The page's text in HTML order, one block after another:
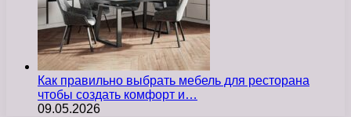
Как правильно выбрать мебель для ресторана
чтобы создать комфорт и…
09.05.2026